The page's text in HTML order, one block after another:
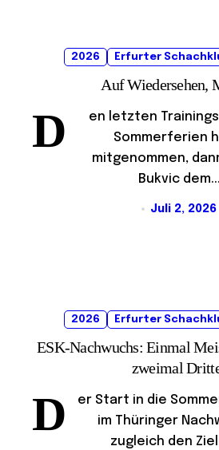
2026 Erfurter
Auf Wiedersehen,
D
en letzten
Sommerferien
mitgenommen,
Bukvic dem...
Juli 2, 2026
2026 Erfurter
ESK-Nachwuchs: Einmal
zweimal
D
er Start in die
im Thüringer
zugleich den